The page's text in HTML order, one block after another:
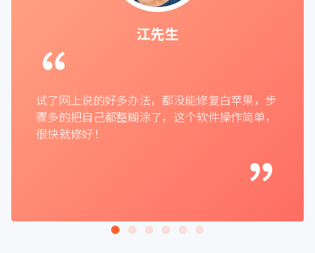
江先生
试了网上说的好多办法，都没能修复白苹果，步
骤多的把自己都整糊涂了，这个软件操作简单，
很快就修好！